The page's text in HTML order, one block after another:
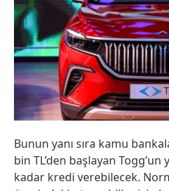
Bunun yanı sıra kamu
bin TL’den başlayan Togg’un
kadar kredi verebilecek.